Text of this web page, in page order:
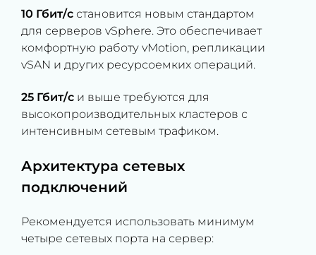
10 Гбит/с становится новым стандартом
для серверов vSphere. Это обеспечивает
комфортную работу vMotion, репликации
vSAN и других ресурсоемких операций.
25 Гбит/с и выше требуются для
высокопроизводительных кластеров с
интенсивным сетевым трафиком.
Архитектура сетевых
подключений
Рекомендуется использовать минимум
четыре сетевых порта на сервер: